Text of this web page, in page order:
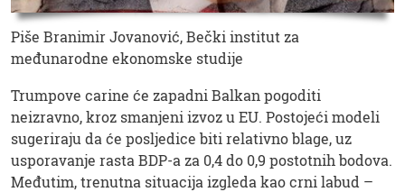
Piše Branimir Jovanović, Bečki institut za
međunarodne ekonomske studije
Trumpove carine će zapadni Balkan pogoditi
neizravno, kroz smanjeni izvoz u EU. Postojeći modeli
sugeriraju da će posljedice biti relativno blage, uz
usporavanje rasta BDP-a za 0,4 do 0,9 postotnih bodova.
Međutim, trenutna situacija izgleda kao crni labud –